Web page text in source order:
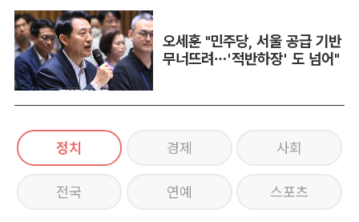
오세훈 "민주당, 서울 공급 기반
무너뜨려…'적반하장' 도 넘어"
정치 경제 사회
전국 연예 스포츠